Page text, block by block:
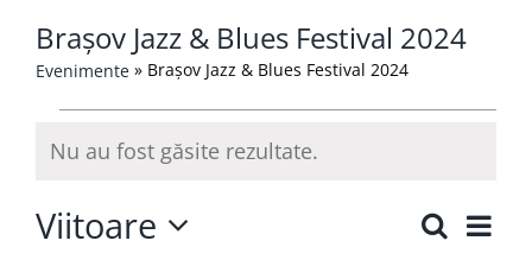
Calendar Evenimente
Brașov Jazz & Blues Festival 2024
Evenimente » Brașov Jazz & Blues Festival 2024
Evenimente
Notificare
Nu au fost găsite rezultate.
Caută
Listă
Viitoare